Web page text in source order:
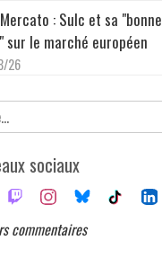
: Sulc et sa "bonne
sur le marché européen
26
sociaux
commentaires